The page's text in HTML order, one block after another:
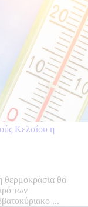
Κελσίου η
θερμοκρασία θα
των
...